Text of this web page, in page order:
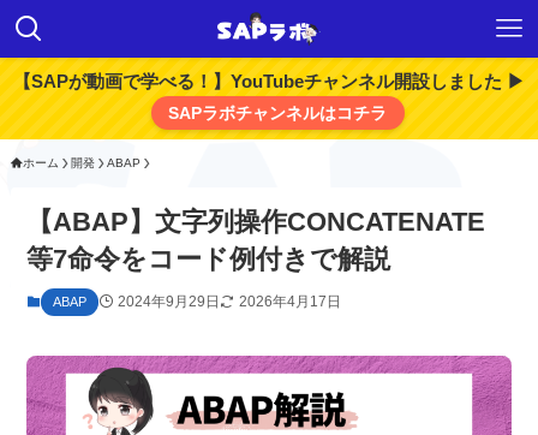
【SAPが動画で学べる！】YouTubeチャンネル開設しました ▶
SAPラボチャンネルはコチラ
ホーム 開発 ABAP
【ABAP】文字列操作CONCATENATE
等7命令をコード例付きで解説
ABAP 2024年9月29日 2026年4月17日